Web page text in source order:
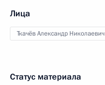
Лица
Ткачёв Александр Николаевич
Статус материала